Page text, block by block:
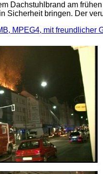
Dachstuhlbrand am
Sicherheit bringen. Der
MPEG4, mit freundlicher